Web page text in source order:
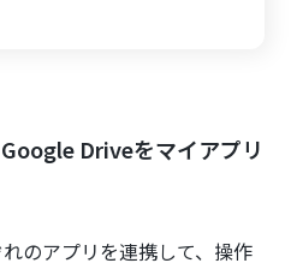
Driveをマイアプリ
のアプリを連携して、操作